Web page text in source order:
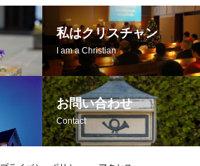
私はクリスチャン
I am a Christian
お問い合わせ
Contact